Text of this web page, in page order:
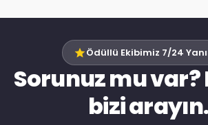
Ödüllü Ekibimiz 7/24
Sorunuz mu var?
bizi arayın.